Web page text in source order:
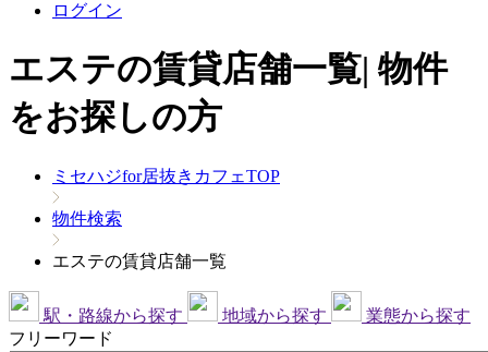
ログイン
エステの賃貸店舗一覧| 物件
をお探しの方
ミセハジfor居抜きカフェTOP
物件検索
エステの賃貸店舗一覧
駅・路線から探す 地域から探す
業態から探す
フリーワード